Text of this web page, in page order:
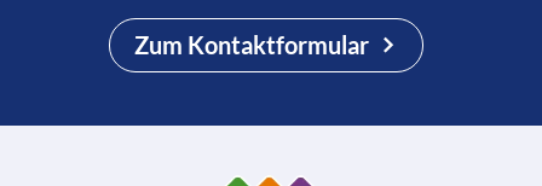
Zum Kontaktformular